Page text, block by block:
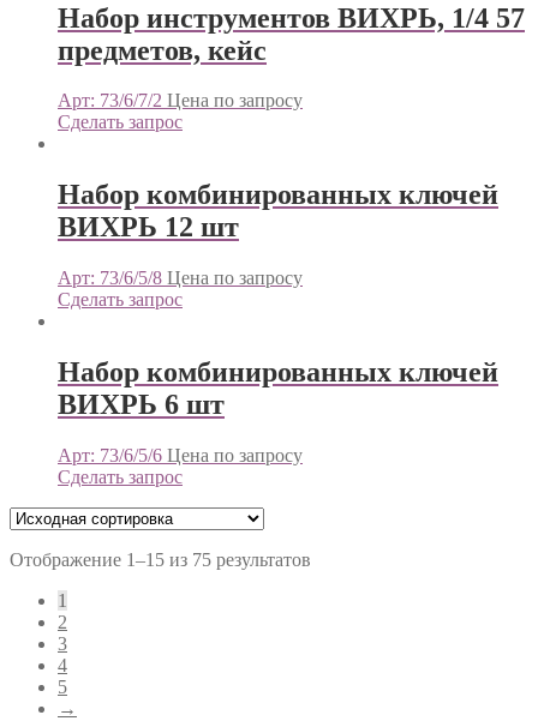
Набор инструментов ВИХРЬ, 1/4 57
предметов, кейс
Арт: 73/6/7/2 Цена по запросу
Сделать запрос
Набор комбинированных ключей
ВИХРЬ 12 шт
Арт: 73/6/5/8 Цена по запросу
Сделать запрос
Набор комбинированных ключей
ВИХРЬ 6 шт
Арт: 73/6/5/6 Цена по запросу
Сделать запрос
Отображение 1–15 из 75 результатов
1
2
3
4
5
→